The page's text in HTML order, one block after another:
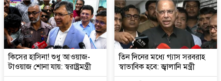
কিসের হাসিনা! শুধু আওয়াজ-
টাওয়াজ শোনা যায়: স্বরাষ্ট্রমন্ত্রী
তিন দিনের মধ্যে গ্যাস সরবরাহ
স্বাভাবিক হবে: জ্বালানি মন্ত্রী